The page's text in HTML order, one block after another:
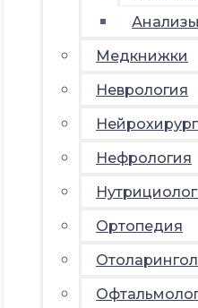
Медкнижки
Неврология
Нефрология
Ортопедия